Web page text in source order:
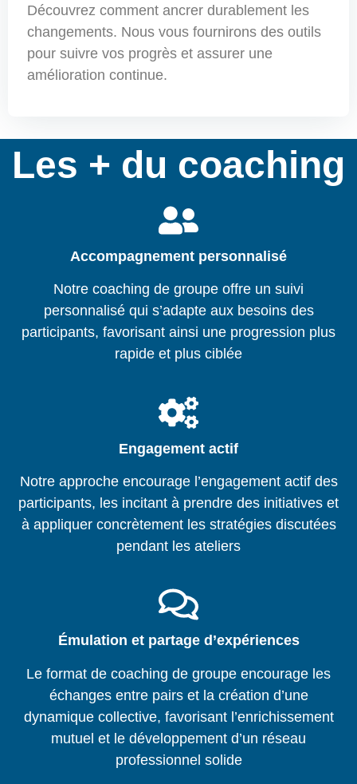
Découvrez comment ancrer durablement les
changements. Nous vous fournirons des outils
pour suivre vos progrès et assurer une
amélioration continue.
Les + du coaching
Accompagnement personnalisé
Notre coaching de groupe offre un suivi
personnalisé qui s’adapte aux besoins des
participants, favorisant ainsi une progression plus
rapide et plus ciblée
Engagement actif
Notre approche encourage l’engagement actif des
participants, les incitant à prendre des initiatives et
à appliquer concrètement les stratégies discutées
pendant les ateliers
Émulation et partage d’expériences
Le format de coaching de groupe encourage les
échanges entre pairs et la création d’une
dynamique collective, favorisant l’enrichissement
mutuel et le développement d’un réseau
professionnel solide